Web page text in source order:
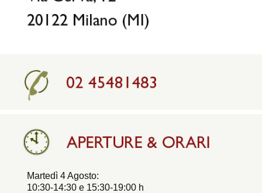
Martedì 4 Agosto:
10:30-14:30 e 15:30-19:00 h